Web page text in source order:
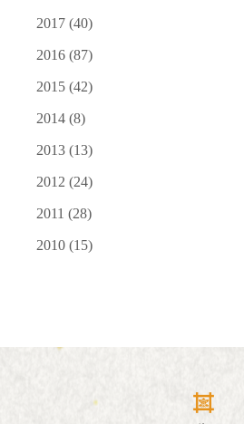
2017 (40)
2016 (87)
2015 (42)
2014 (8)
2013 (13)
2012 (24)
2011 (28)
2010 (15)